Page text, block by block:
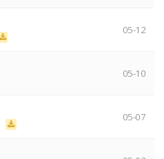
05-12
05-10
05-07